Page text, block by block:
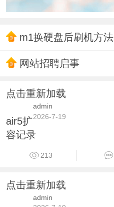
m1换硬盘后刷机方法
网站招聘启事
点击重新加载
admin
2026-7-19
air5扩
容记录
213
点击重新加载
admin